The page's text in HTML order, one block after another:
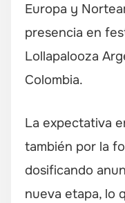
Europa y
presencia en
Lollapalooza
Colombia.
La expectativa
también por la
dosificando
nueva etapa, lo